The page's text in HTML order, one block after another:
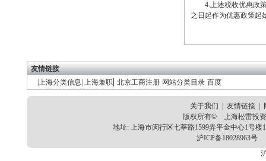
4.上述税收优惠政
之日起作为优惠政策起
友情链接
上海分类信息 上海兼职| 北京工商注册 网站分类目录 百度
关于我们 友情链接|
版权所有© 上海松雷投
地址: 上海市闵行区七莘路1599弄平金中心
沪ICP备18028963号